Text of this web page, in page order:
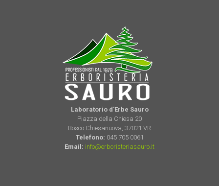
Laboratorio d'Erbe Sauro
Piazza della Chiesa 20
Bosco Chiesanuova, 37021 VR
Telefono: 045 705 0061
Email: info@erboristeriasauro.it